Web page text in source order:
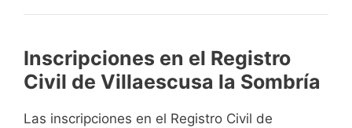
Inscripciones en el Registro
Civil de Villaescusa la Sombría
Las inscripciones en el Registro Civil de